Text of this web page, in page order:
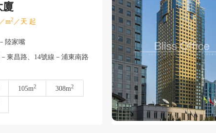
廈
m2 ／天 起
陸家嘴
東昌路、14號線－浦東南路
105m2 308m2